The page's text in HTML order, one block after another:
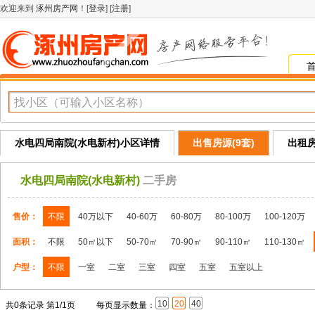
欢迎来到 涿州房产网 ！[登录] [注册]
水电四局南院(水电新村)小区详情 出售房源(9套) 出租
水电四局南院(水电新村) 二手房
售价： 不限 40万以下 40-60万 60-80万 80-100万 100-120万
面积： 不限 50㎡以下 50-70㎡ 70-90㎡ 90-110㎡ 110-130㎡
户型： 不限 一室 二室 三室 四室 五室 五室以上
共0条记录 第1/1页 每页显示数量： 10 20 40